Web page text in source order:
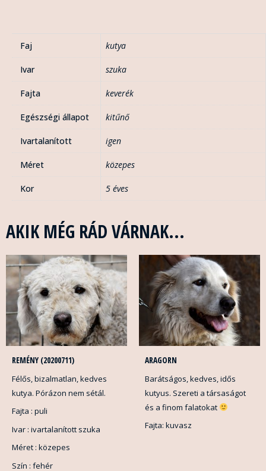
Faj kutya
Ivar szuka
Fajta keverék
Egészségi állapot kitűnő
Ivartalanított igen
Méret közepes
Kor 5 éves
AKIK MÉG RÁD VÁRNAK...
REMÉNY (20200711)
Félős, bizalmatlan, kedves
kutya. Pórázon nem sétál.
Fajta : puli
Ivar : ivartalanított szuka
Méret : közepes
Szín : fehér
ARAGORN
Barátságos, kedves, idős
kutyus. Szereti a társaságot
és a finom falatokat
Fajta: kuvasz